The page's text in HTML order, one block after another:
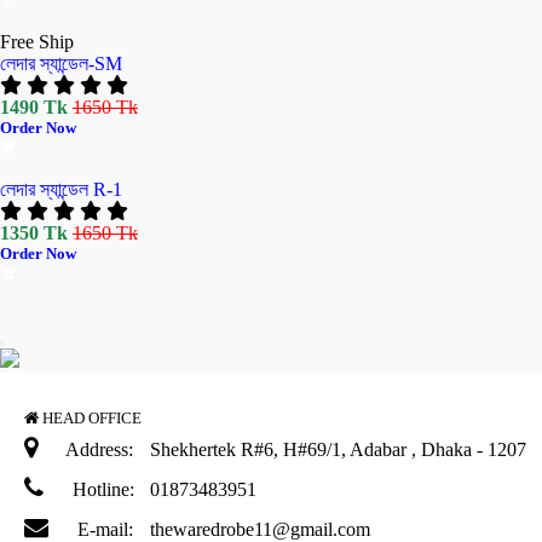
Free Ship
লেদার স্যান্ডেল-SM
1490 Tk 1650 Tk
Order Now
লেদার স্যান্ডেল R-1
1350 Tk 1650 Tk
Order Now
HEAD OFFICE
Address:
Shekhertek R#6, H#69/1, Adabar , Dhaka - 1207
Hotline:
01873483951
E-mail:
thewaredrobe11@gmail.com